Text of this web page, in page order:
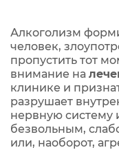
Алкоголизм
человек,
пропустить тот
внимание на
клинике и
разрушает
нервную систему
безвольным,
или, наоборот,